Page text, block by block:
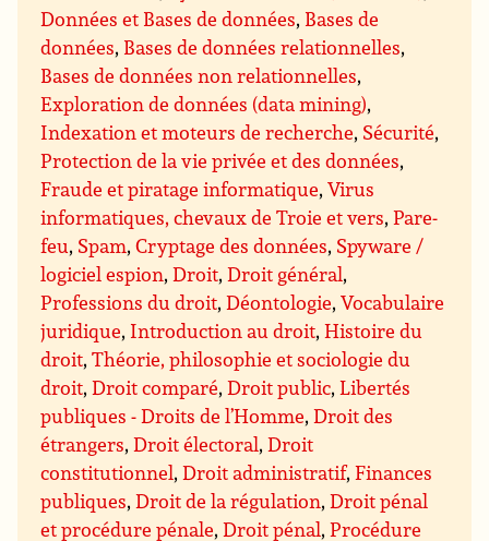
Données et Bases de données, Bases de
données, Bases de données relationnelles,
Bases de données non relationnelles,
Exploration de données (data mining),
Indexation et moteurs de recherche, Sécurité,
Protection de la vie privée et des données,
Fraude et piratage informatique,Virus
informatiques, chevaux de Troie et vers,Pare-
feu, Spam,Cryptage des données, Spyware /
logiciel espion,Droit,Droit général,
Professions du droit,Déontologie,Vocabulaire
juridique, Introduction au droit,Histoire du
droit,Théorie, philosophie et sociologie du
droit,Droit comparé,Droit public,Libertés
publiques - Droits de l’Homme,Droit des
étrangers,Droit électoral,Droit
constitutionnel,Droit administratif,Finances
publiques,Droit de la régulation,Droit pénal
et procédure pénale,Droit pénal,Procédure